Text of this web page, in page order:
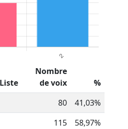
Liste
Nombre
de voix
%
80
41,03%
115 58,97%